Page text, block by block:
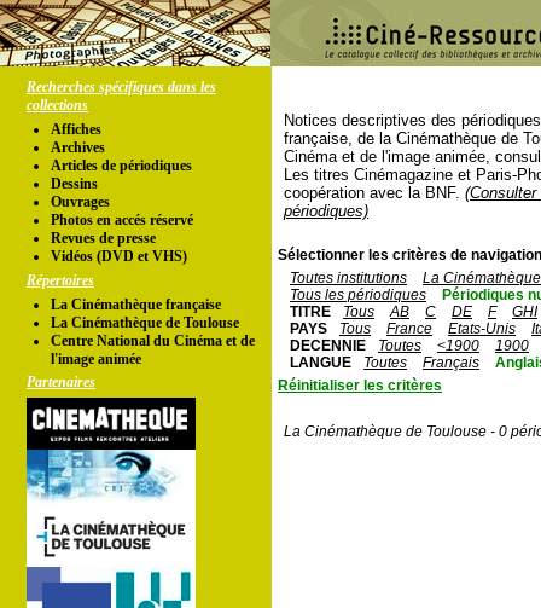
Recherches spécifiques dans les
collections
Affiches
Archives
Articles de périodiques
Dessins
Ouvrages
Photos en accés réservé
Revues de presse
Vidéos (DVD et VHS)
Répertoires
La Cinémathèque française
La Cinémathèque de Toulouse
Centre National du Cinéma et de
l'image animée
Partenaires
Notices descriptives des
française, de la Cinémathèque de
Cinéma et de l'image animée,
Les titres Cinémagazine et Paris-
coopération avec la BNF.
périodiques)
Sélectionner les critères de
Toutes institutions
La
Tous les périodiques
Périodiques
TITRE
Tous AB C DE F
GHI
PAYS
Tous France Etats-Unis
DECENNIE
Toutes <1900
1900
LANGUE
Toutes Français
Réinitialiser les critères
La Cinémathèque de Toulouse - 0